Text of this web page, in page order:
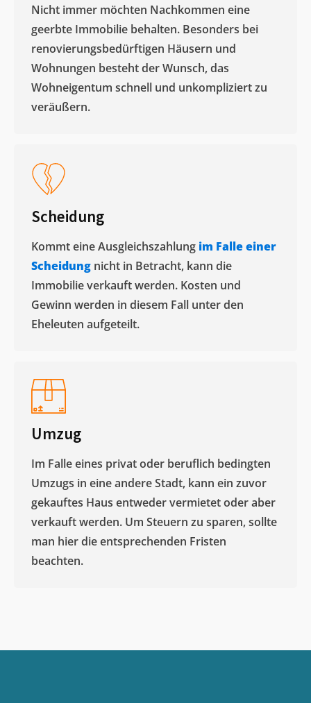
Nicht immer möchten Nachkommen eine
geerbte Immobilie behalten. Besonders bei
renovierungsbedürftigen Häusern und
Wohnungen besteht der Wunsch, das
Wohneigentum schnell und unkompliziert zu
veräußern. ​
Scheidung
Kommt eine Ausgleichszahlung im Falle einer
Scheidung nicht in Betracht, kann die
Immobilie verkauft werden. Kosten und
Gewinn werden in diesem Fall unter den
Eheleuten aufgeteilt.​
Umzug
Im Falle eines privat oder beruflich bedingten
Umzugs in eine andere Stadt, kann ein zuvor
gekauftes Haus entweder vermietet oder aber
verkauft werden. Um Steuern zu sparen, sollte
man hier die entsprechenden Fristen
beachten.